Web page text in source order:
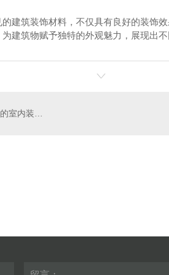
建筑装饰材料，不仅具有良好的装饰
建筑物赋予独特的外观魅力，展现出不
陕西真石漆：打造个性化、时尚的室内装饰效果